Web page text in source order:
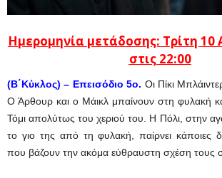
Ημερομηνία μετάδοσης: Τρίτη 10
στις 22:00
(Β΄Κύκλος) – Επεισόδιο 5ο. Οι Πίκι
Ο Άρθουρ και ο Μάικλ μπαίνουν στη φυλακή
Τόμι απολύτως του χεριού του. Η Πόλι, στην
το γιο της από τη φυλακή, παίρνει κάποιες
που βάζουν την ακόμα εύθραυστη σχέση τους